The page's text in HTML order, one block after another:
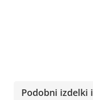
Podobni izdelki